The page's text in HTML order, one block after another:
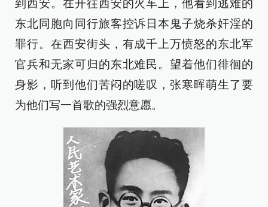
到西安。在开往西安的火车上，他看到逃难的
东北同胞向同行旅客控诉日本鬼子烧杀奸淫的
罪行。在西安街头，有成千上万愤怒的东北军
官兵和无家可归的东北难民。望着他们徘徊的
身影，听到他们苦闷的嗟叹，张寒晖萌生了要
为他们写一首歌的强烈意愿。